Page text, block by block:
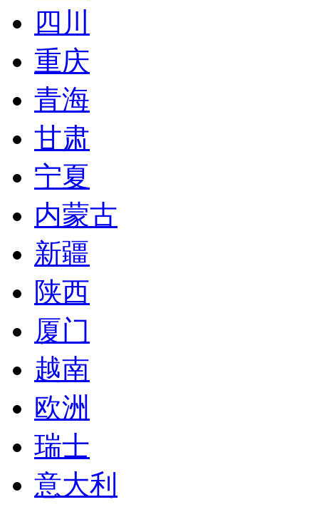
四川
重庆
青海
甘肃
宁夏
内蒙古
新疆
陕西
厦门
越南
欧洲
瑞士
意大利